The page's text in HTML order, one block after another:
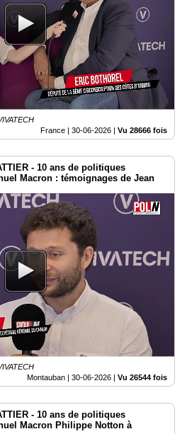
France | 30-06-2026 | Vu 28666 fois
- 10 ans de politiques
Macron : témoignages de Jean
Montauban | 30-06-2026 | Vu 26544 fois
- 10 ans de politiques
Macron Philippe Notton à